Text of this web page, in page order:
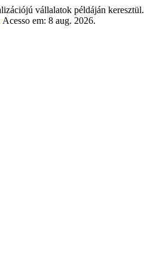
vállalatok példáján keresztül.
Acesso em: 8 aug. 2026.